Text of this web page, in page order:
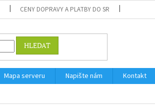
CENY DOPRAVY A PLATBY DO SR
HLEDAT
Mapa serveru Napište nám
Kontakt